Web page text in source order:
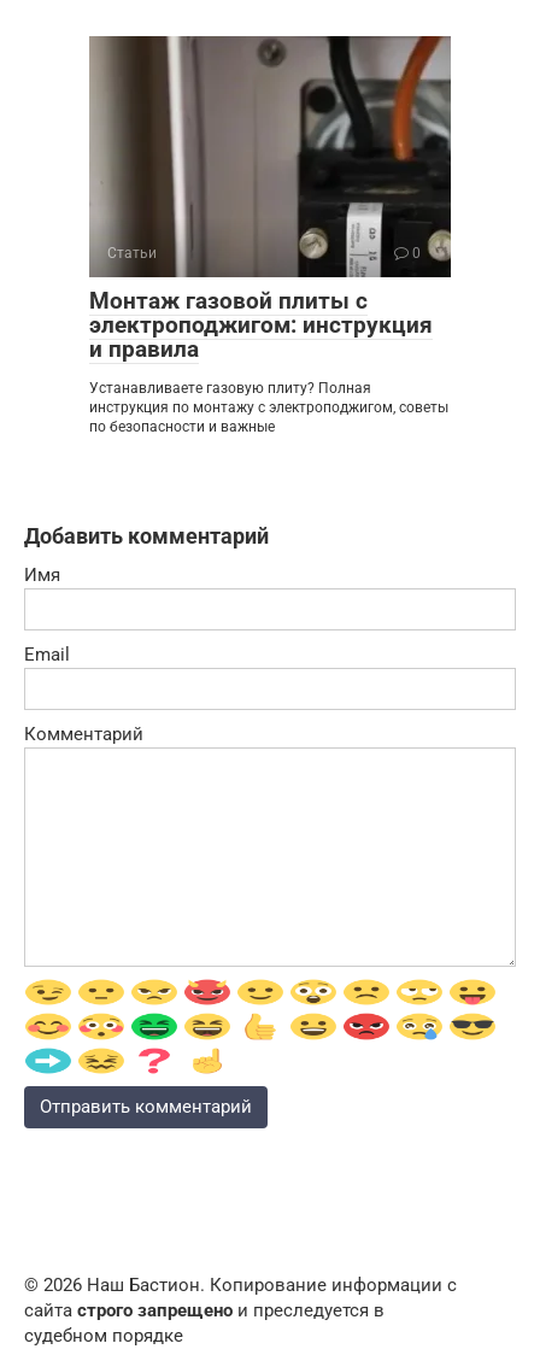
Статьи 0
Монтаж газовой плиты с
электроподжигом: инструкция
и правила
Устанавливаете газовую плиту? Полная
инструкция по монтажу с электроподжигом, советы
по безопасности и важные
Добавить комментарий
Имя
Email
Комментарий
© 2026 Наш Бастион. Копирование информации с
сайта строго запрещено и преследуется в
судебном порядке